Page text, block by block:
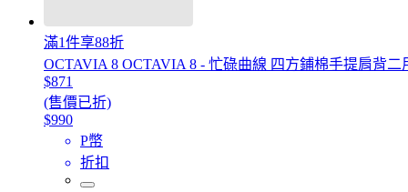
滿1件享88折
OCTAVIA 8 OCTAVIA 8 - 忙碌曲線 四方鋪棉手提肩背二
$871
(售價已折)
$990
P幣
折扣